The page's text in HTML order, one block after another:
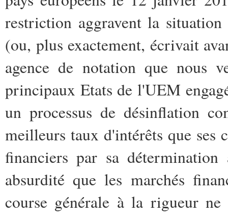
restriction aggravent la
(ou, plus exactement, écrivait
agence de notation que nous
principaux Etats de l'UEM
un processus de désinflation
meilleurs taux d'intérêts que ses
financiers par sa
absurdité que les marchés
course générale à la rigueur